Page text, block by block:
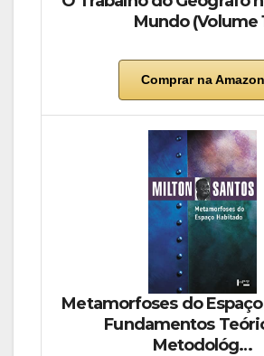
Mundo (Volume
Comprar na Amazon
Metamorfoses do
Fundamentos
Metodológ…